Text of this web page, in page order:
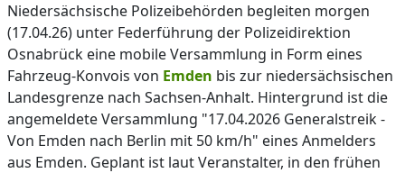
Niedersächsische Polizeibehörden begleiten morgen
(17.04.26) unter Federführung der Polizeidirektion
Osnabrück eine mobile Versammlung in Form eines
Fahrzeug-Konvois von Emden bis zur niedersächsischen
Landesgrenze nach Sachsen-Anhalt. Hintergrund ist die
angemeldete Versammlung "17.04.2026 Generalstreik -
Von Emden nach Berlin mit 50 km/h" eines Anmelders
aus Emden. Geplant ist laut Veranstalter, in den frühen